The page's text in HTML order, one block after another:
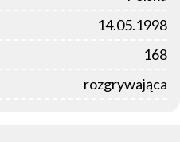
14.05.1998
168
rozgrywająca